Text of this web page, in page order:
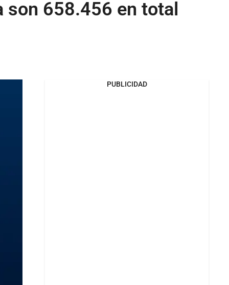
658.456 en total
PUBLICIDAD